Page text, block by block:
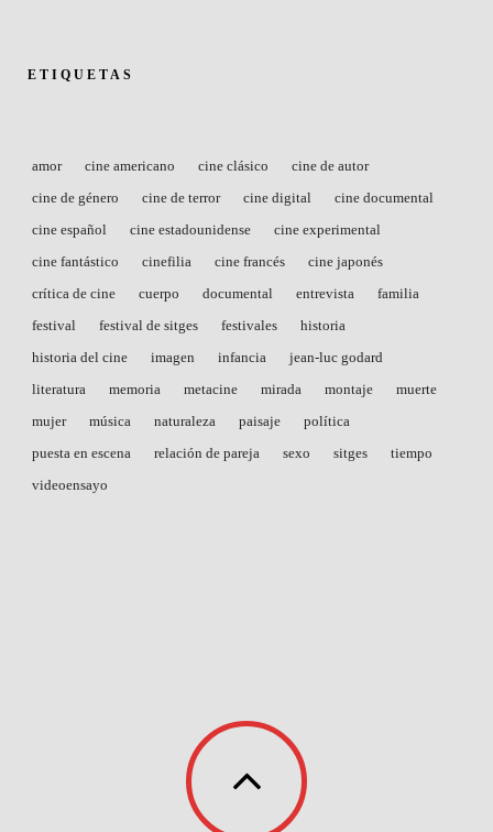
ETIQUETAS
amor cine americano cine clásico
cine de autor
cine de género
cine de terror cine digital
cine documental
cine español
cine estadounidense
cine experimental
cine fantástico
cinefilia cine francés
cine japonés
crítica de cine
cuerpo documental entrevista
familia
festival
festival de sitges festivales
historia
historia del cine
imagen infancia
jean-luc godard
literatura
memoria metacine mirada montaje
muerte
mujer
música naturaleza paisaje
política
puesta en escena
relación de pareja sexo sitges
tiempo
videoensayo